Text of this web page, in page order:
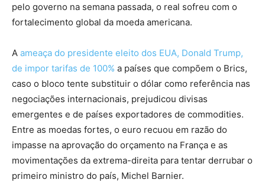
pelo governo na semana passada, o real sofreu com o
fortalecimento global da moeda americana.
A ameaça do presidente eleito dos EUA, Donald Trump,
de impor tarifas de 100% a países que compõem o Brics,
caso o bloco tente substituir o dólar como referência nas
negociações internacionais, prejudicou divisas
emergentes e de países exportadores de commodities.
Entre as moedas fortes, o euro recuou em razão do
impasse na aprovação do orçamento na França e as
movimentações da extrema-direita para tentar derrubar o
primeiro ministro do país, Michel Barnier.